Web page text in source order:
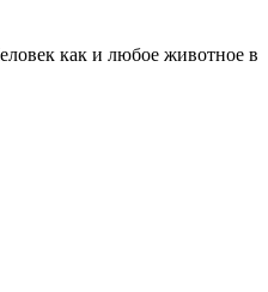
как и любое животное в